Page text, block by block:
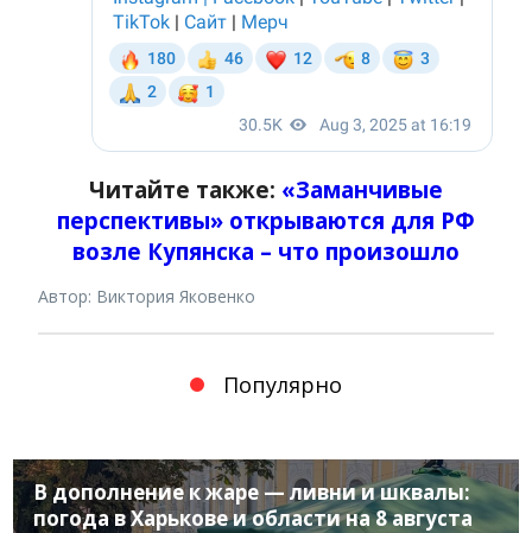
Читайте также: «Заманчивые
перспективы» открываются для РФ
возле Купянска – что произошло
Автор: Виктория Яковенко
Популярно
В дополнение к жаре — ливни и шквалы:
погода в Харькове и области на 8 августа